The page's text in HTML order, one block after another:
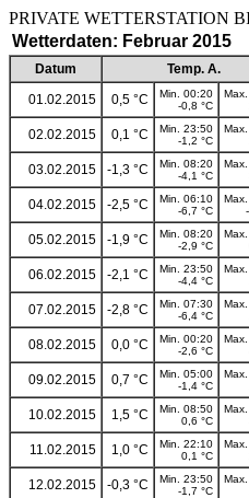
PRIVATE
Wetterdaten: Februar 2015
Datum Temp. A.
01.02.2015
0,5 °C
Min. 00:20
-0,8 °C
02.02.2015 0,1 °C
Min. 23:50
-1,2 °C
03.02.2015 -1,3 °C
Min. 08:20
-4,1 °C
04.02.2015 -2,5 °C
Min. 06:10
-6,7 °C
05.02.2015 -1,9 °C
Min. 08:20
-2,9 °C
06.02.2015 -2,1 °C
Min. 23:50
-4,4 °C
07.02.2015 -2,8 °C
Min. 07:30
-6,4 °C
08.02.2015 0,0 °C
Min. 00:20
-2,6 °C
09.02.2015 0,7 °C
Min. 05:00
-1,4 °C
10.02.2015 1,5 °C
Min. 08:50
0,6 °C
11.02.2015 1,0 °C
Min. 22:10
0,1 °C
12.02.2015 -0,3 °C
Min. 23:50
-1,7 °C